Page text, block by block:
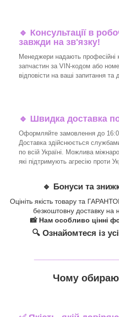
🔹 Консультації в
завжди на зв'язку!
Менеджери надають професійні
запчастин за VIN-кодом або
відповісти на ваші запитання та
🔹 Швидка доставка по
Оформляйте замовлення до
Доставка здійснюється
по всій Україні. Можлива
які підтримують агресію проти
🔹 Бонуси та
Оцініть якість товару та
безкоштовну доставку на
📸 Нам особливо цінні
🔍 Ознайомтеся із
Чому